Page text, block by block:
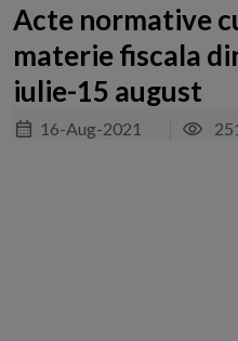
Acte normative
materie fiscala
iulie-15 august
16-Aug-2021